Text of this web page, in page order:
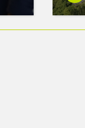
más